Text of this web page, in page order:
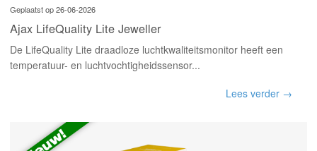
Geplaatst op 26-06-2026
Ajax LifeQuality Lite Jeweller
De LifeQuality Lite draadloze luchtkwaliteitsmonitor heeft een
temperatuur- en luchtvochtigheidssensor...
Lees verder →